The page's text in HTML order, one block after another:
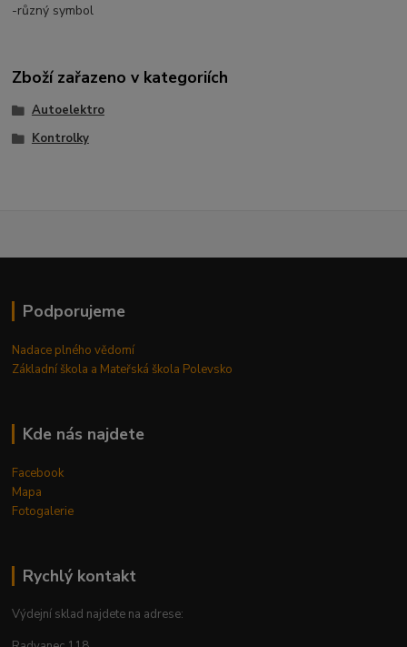
-různý symbol
Zboží zařazeno v kategoriích
Autoelektro
Kontrolky
Podporujeme
Nadace plného vědomí
Základní škola a Mateřská škola Polevsko
Kde nás najdete
Facebook
Mapa
Fotogalerie
Rychlý kontakt
Výdejní sklad najdete na adrese: